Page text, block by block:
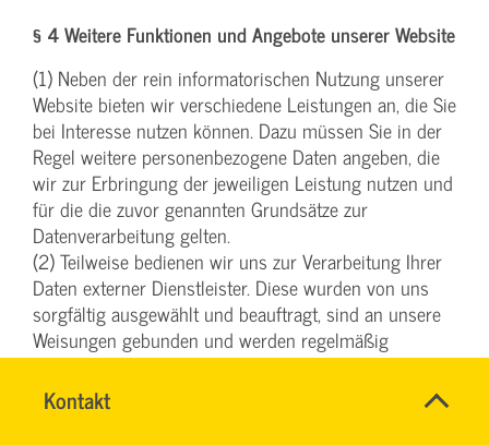
Kontakt
INGO
Name*
§ 4 Weitere Funktionen und Angebote unserer Website
(1) Neben der rein informatorischen Nutzung unserer
Website bieten wir verschiedene Leistungen an, die Sie
bei Interesse nutzen können. Dazu müssen Sie in der
Regel weitere personenbezogene Daten angeben, die
wir zur Erbringung der jeweiligen Leistung nutzen und
für die die zuvor genannten Grundsätze zur
Datenverarbeitung gelten.
(2) Teilweise bedienen wir uns zur Verarbeitung Ihrer
Daten externer Dienstleister. Diese wurden von uns
sorgfältig ausgewählt und beauftragt, sind an unsere
Weisungen gebunden und werden regelmäßig
kontrolliert.
(3) Weiterhin können wir Ihre personenbezogenen
Daten an Dritte weitergeben, wenn Aktionsteilnahmen,